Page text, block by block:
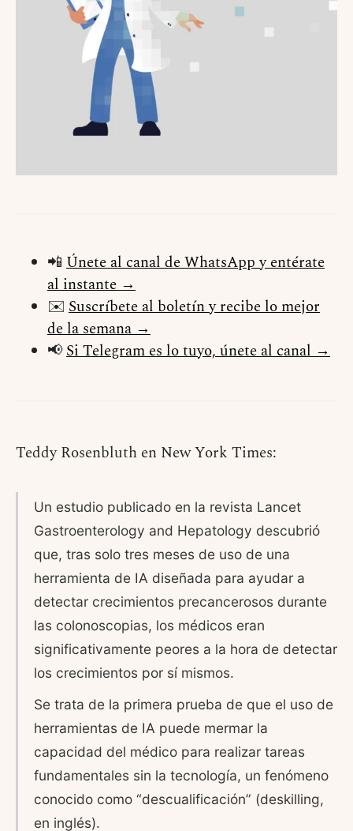
📲 Únete al canal de WhatsApp y entérate
al instante →
✉️ Suscríbete al boletín y recibe lo mejor
de la semana →
📢Si Telegram es lo tuyo, únete al canal →
Teddy Rosenbluth en New York Times:
Un estudio publicado en la revista Lancet
Gastroenterology and Hepatology descubrió
que, tras solo tres meses de uso de una
herramienta de IA diseñada para ayudar a
detectar crecimientos precancerosos durante
las colonoscopias, los médicos eran
significativamente peores a la hora de detectar
los crecimientos por sí mismos.
Se trata de la primera prueba de que el uso de
herramientas de IA puede mermar la
capacidad del médico para realizar tareas
fundamentales sin la tecnología, un fenómeno
conocido como “descualificación” (deskilling,
en inglés).